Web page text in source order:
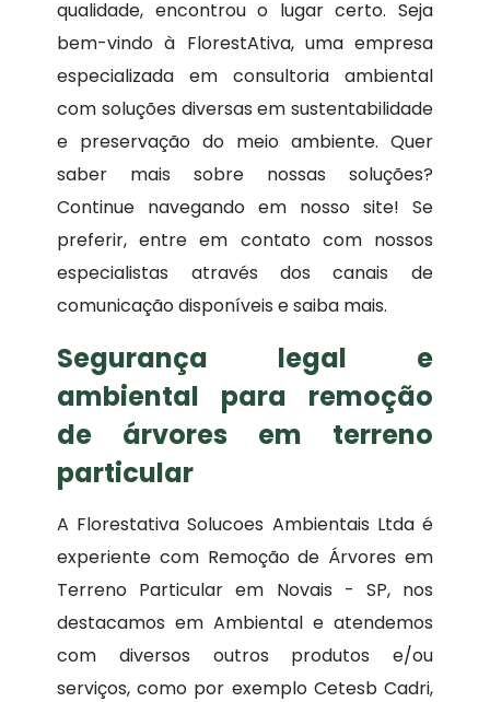
qualidade, encontrou o lugar certo. Seja
bem-vindo à FlorestAtiva, uma empresa
especializada em consultoria ambiental
com soluções diversas em sustentabilidade
e preservação do meio ambiente. Quer
saber mais sobre nossas soluções?
Continue navegando em nosso site! Se
preferir, entre em contato com nossos
especialistas através dos canais de
comunicação disponíveis e saiba mais.
Segurança legal e
ambiental para remoção
de árvores em terreno
particular
A Florestativa Solucoes Ambientais Ltda é
experiente com Remoção de Árvores em
Terreno Particular em Novais - SP, nos
destacamos em Ambiental e atendemos
com diversos outros produtos e/ou
serviços, como por exemplo Cetesb Cadri,